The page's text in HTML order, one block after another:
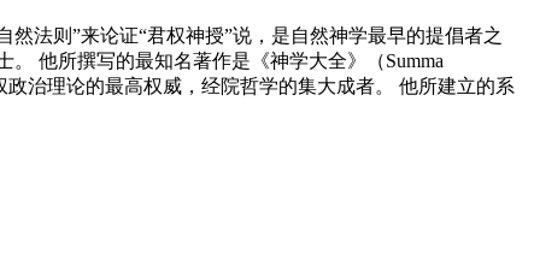
然法则”来论证“君权神授”说，是自然神学最早的提倡者之
他所撰写的最知名著作是《神学大全》（Summa
治理论的最高权威，经院哲学的集大成者。 他所建立的系